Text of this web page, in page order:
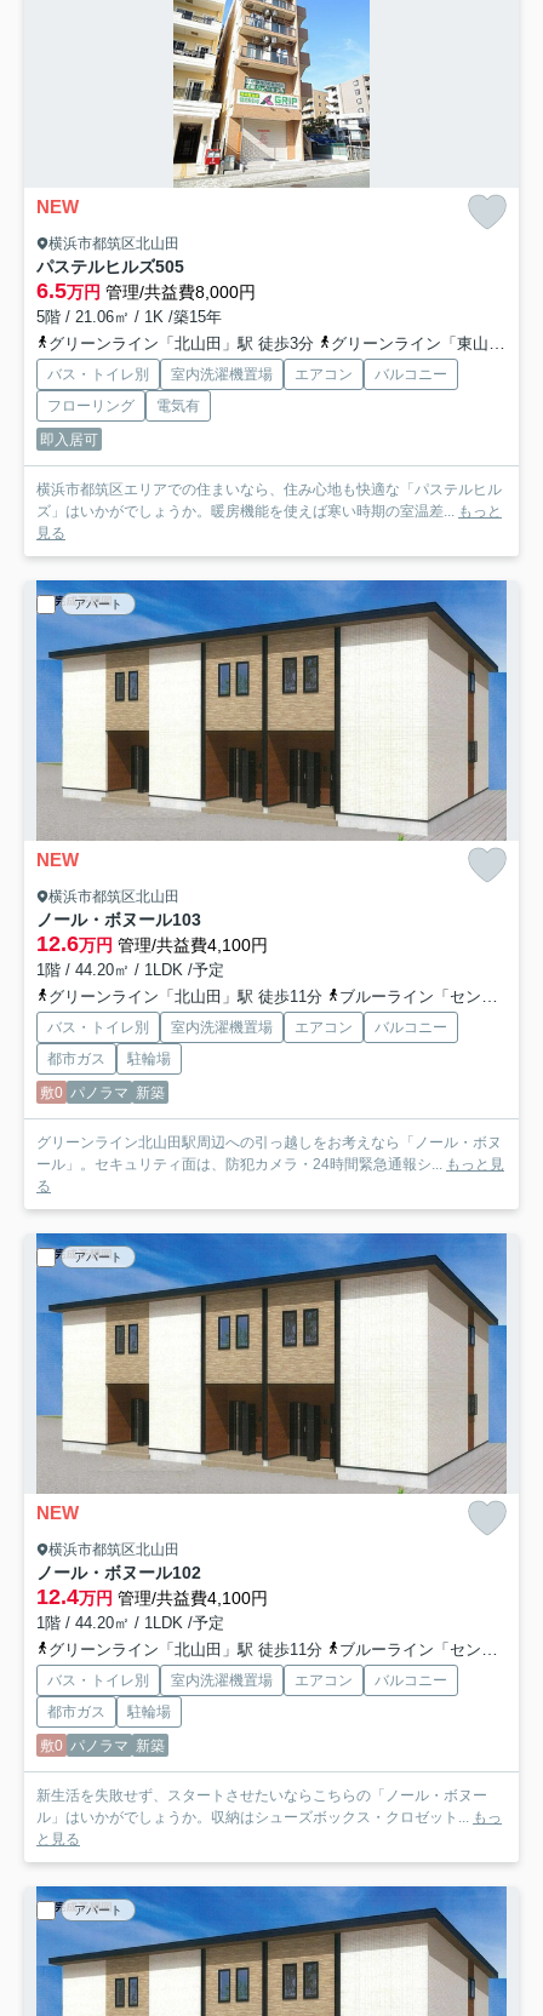
NEW
横浜市都筑区北山田
パステルヒルズ505
6.5万円 管理/共益費8,000円
5階 / 21.06㎡ / 1K /築15年
グリーンライン「北山田」駅 徒歩3分
グリーンライン「東山田」駅 徒歩20分
バス・トイレ別 室内洗濯機置場 エアコン
バルコニー
フローリング
電気有
即入居可
横浜市都筑区エリアでの住まいなら、住み心地も快適な「パステルヒル
ズ」はいかがでしょうか。暖房機能を使えば寒い時期の室温差... もっと
見る
アパート
NEW
横浜市都筑区北山田
ノール・ボヌール103
12.6万円 管理/共益費4,100円
1階 / 44.20㎡ / 1LDK /予定
グリーンライン「北山田」駅 徒歩11分
ブルーライン「センター北」駅 徒歩25分
バス・トイレ別 室内洗濯機置場 エアコン
バルコニー
都市ガス
駐輪場
敷0 パノラマ 新築
グリーンライン北山田駅周辺への引っ越しをお考えなら「ノール・ボヌ
ール」。セキュリティ面は、防犯カメラ・24時間緊急通報シ... もっと見
る
アパート
NEW
横浜市都筑区北山田
ノール・ボヌール102
12.4万円 管理/共益費4,100円
1階 / 44.20㎡ / 1LDK /予定
グリーンライン「北山田」駅 徒歩11分
ブルーライン「センター北」駅 徒歩25分
バス・トイレ別 室内洗濯機置場 エアコン
バルコニー
都市ガス
駐輪場
敷0 パノラマ 新築
新生活を失敗せず、スタートさせたいならこちらの「ノール・ボヌー
ル」はいかがでしょうか。収納はシューズボックス・クロゼット... もっ
と見る
アパート